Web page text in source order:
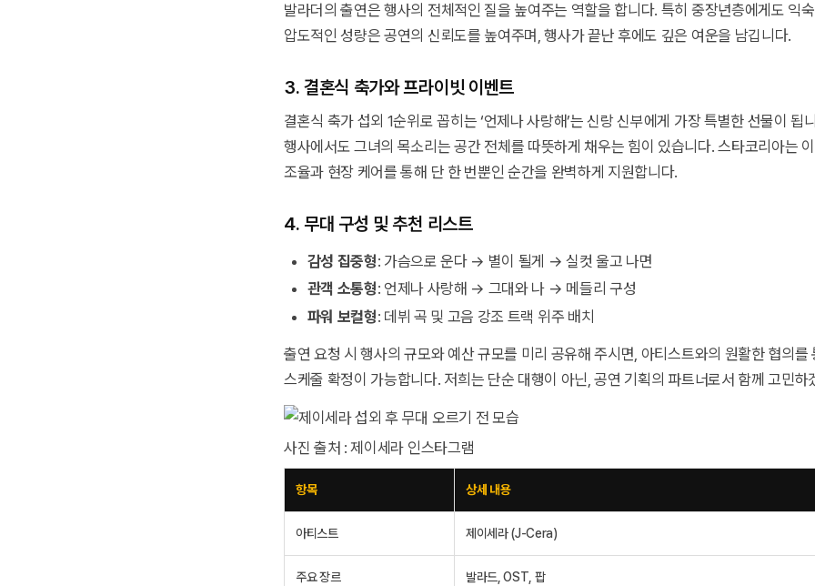
발라더의 출연은 행사의 전체적인 질을 높여주는 역할을 합니다. 특히 중장년층에게도 익
압도적인 성량은 공연의 신뢰도를 높여주며, 행사가 끝난 후에도 깊은 여운을 남깁니다.
3. 결혼식 축가와 프라이빗 이벤트
결혼식 축가 섭외 1순위로 꼽히는 ‘언제나 사랑해’는 신랑 신부에게 가장 특별한 선물이 됩
행사에서도 그녀의 목소리는 공간 전체를 따뜻하게 채우는 힘이 있습니다. 스타코리아는
조율과 현장 케어를 통해 단 한 번뿐인 순간을 완벽하게 지원합니다.
4. 무대 구성 및 추천 리스트
감성 집중형: 가슴으로 운다 → 별이 될게 → 실컷 울고 나면
관객 소통형: 언제나 사랑해 → 그대와 나 → 메들리 구성
파워 보컬형: 데뷔 곡 및 고음 강조 트랙 위주 배치
출연 요청 시 행사의 규모와 예산 규모를 미리 공유해 주시면, 아티스트와의 원활한 협의를
스케줄 확정이 가능합니다. 저희는 단순 대행이 아닌, 공연 기획의 파트너로서 함께 고민하
사진 출처 : 제이세라 인스타그램
항목 상세 내용
아티스트 제이세라 (J-Cera)
주요 장르 발라드, OST, 팝